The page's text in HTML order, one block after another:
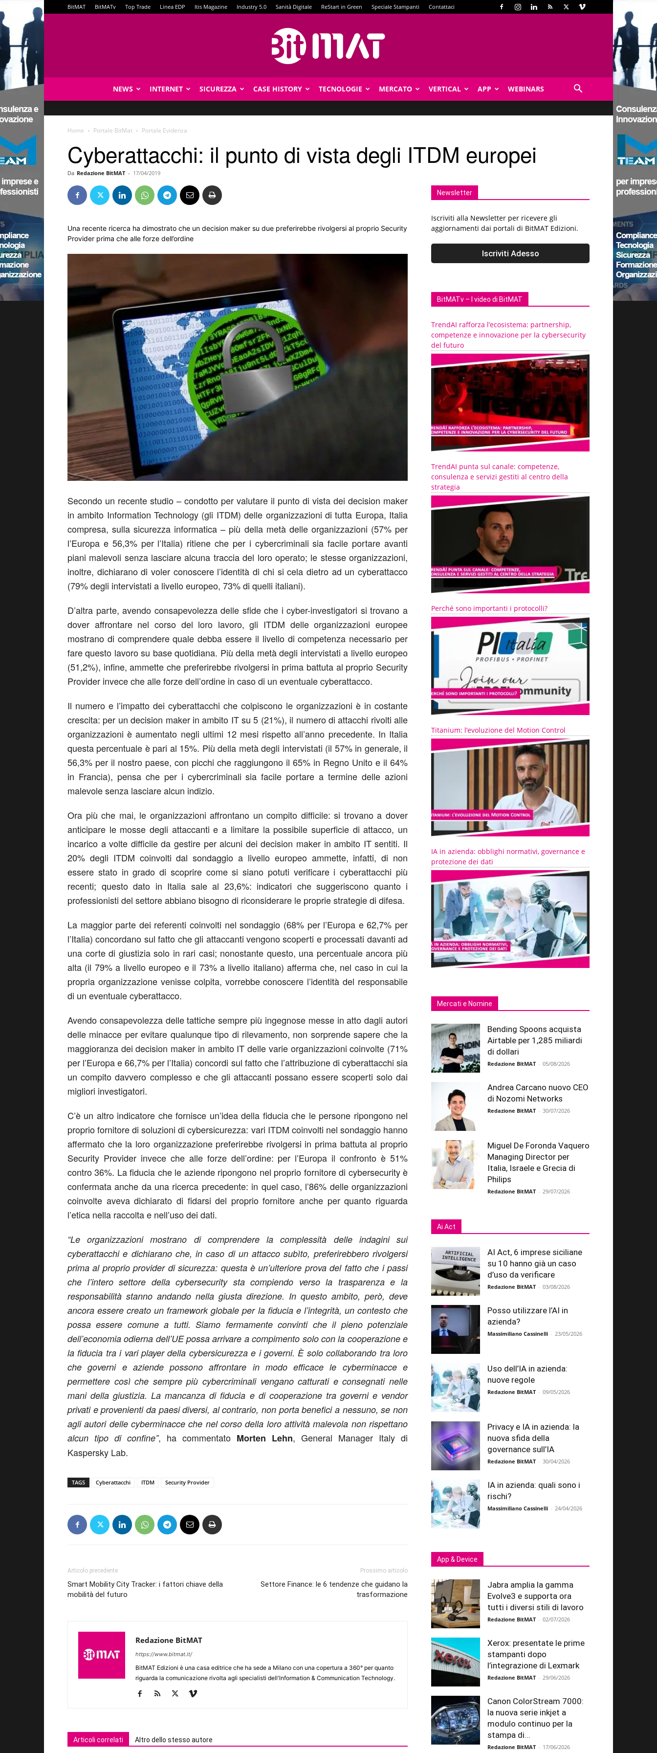
BitMAT BitMATv Top Trade Linea EDP Itis Magazine Industry 5.0 Sanità Digitale ReStart in Green Speciale Stampanti Contattaci
NEWS INTERNET SICUREZZA CASE HISTORY TECNOLOGIE MERCATO VERTICAL APP WEBINARS
Home Portale BitMat Portale Evidenza
Cyberattacchi: il punto di vista degli ITDM europei
Da Redazione BitMAT - 17/04/2019
Una recente ricerca ha dimostrato che un decision maker su due preferirebbe rivolgersi al proprio Security
Provider prima che alle forze dell’ordine
Secondo un recente studio – condotto per valutare il punto di vista dei decision maker
in ambito Information Technology (gli ITDM) delle organizzazioni di tutta Europa, Italia
compresa, sulla sicurezza informatica – più della metà delle organizzazioni (57% per
l’Europa e 56,3% per l’Italia) ritiene che per i cybercriminali sia facile portare avanti
piani malevoli senza lasciare alcuna traccia del loro operato; le stesse organizzazioni,
inoltre, dichiarano di voler conoscere l’identità di chi si cela dietro ad un cyberattacco
(79% degli intervistati a livello europeo, 73% di quelli italiani).
D’altra parte, avendo consapevolezza delle sfide che i cyber-investigatori si trovano a
dover affrontare nel corso del loro lavoro, gli ITDM delle organizzazioni europee
mostrano di comprendere quale debba essere il livello di competenza necessario per
fare questo lavoro su base quotidiana. Più della metà degli intervistati a livello europeo
(51,2%), infine, ammette che preferirebbe rivolgersi in prima battuta al proprio Security
Provider invece che alle forze dell’ordine in caso di un eventuale cyberattacco.
Il numero e l’impatto dei cyberattacchi che colpiscono le organizzazioni è in costante
crescita: per un decision maker in ambito IT su 5 (21%), il numero di attacchi rivolti alle
organizzazioni è aumentato negli ultimi 12 mesi rispetto all’anno precedente. In Italia
questa percentuale è pari al 15%. Più della metà degli intervistati (il 57% in generale, il
56,3% per il nostro paese, con picchi che raggiungono il 65% in Regno Unito e il 64%
in Francia), pensa che per i cybercriminali sia facile portare a termine delle azioni
malevole senza lasciare alcun indizio.
Ora più che mai, le organizzazioni affrontano un compito difficile: si trovano a dover
anticipare le mosse degli attaccanti e a limitare la possibile superficie di attacco, un
incarico a volte difficile da gestire per alcuni dei decision maker in ambito IT sentiti. Il
20% degli ITDM coinvolti dal sondaggio a livello europeo ammette, infatti, di non
essere stato in grado di scoprire come si siano potuti verificare i cyberattacchi più
recenti; questo dato in Italia sale al 23,6%: indicatori che suggeriscono quanto i
professionisti del settore abbiano bisogno di riconsiderare le proprie strategie di difesa.
La maggior parte dei referenti coinvolti nel sondaggio (68% per l’Europa e 62,7% per
l’Italia) concordano sul fatto che gli attaccanti vengono scoperti e processati davanti ad
una corte di giustizia solo in rari casi; nonostante questo, una percentuale ancora più
alta (il 79% a livello europeo e il 73% a livello italiano) afferma che, nel caso in cui la
propria organizzazione venisse colpita, vorrebbe conoscere l’identità del responsabile
di un eventuale cyberattacco.
Avendo consapevolezza delle tattiche sempre più ingegnose messe in atto dagli autori
delle minacce per evitare qualunque tipo di rilevamento, non sorprende sapere che la
maggioranza dei decision maker in ambito IT delle varie organizzazioni coinvolte (71%
per l’Europa e 66,7% per l’Italia) concordi sul fatto che l’attribuzione di cyberattacchi sia
un compito davvero complesso e che gli attaccanti possano essere scoperti solo dai
migliori investigatori.
C’è un altro indicatore che fornisce un’idea della fiducia che le persone ripongono nel
proprio fornitore di soluzioni di cybersicurezza: vari ITDM coinvolti nel sondaggio hanno
affermato che la loro organizzazione preferirebbe rivolgersi in prima battuta al proprio
Security Provider invece che alle forze dell’ordine: per l’Europa il confronto è 51%
contro 36%. La fiducia che le aziende ripongono nel proprio fornitore di cybersecurity è
confermata anche da una ricerca precedente: in quel caso, l’86% delle organizzazioni
coinvolte aveva dichiarato di fidarsi del proprio fornitore anche per quanto riguarda
l’etica nella raccolta e nell’uso dei dati.
“Le organizzazioni mostrano di comprendere la complessità delle indagini sui
cyberattacchi e dichiarano che, in caso di un attacco subìto, preferirebbero rivolgersi
prima al proprio provider di sicurezza: questa è un’ulteriore prova del fatto che i passi
che l’intero settore della cybersecurity sta compiendo verso la trasparenza e la
responsabilità stanno andando nella giusta direzione. In questo ambito, però, deve
ancora essere creato un framework globale per la fiducia e l’integrità, un contesto che
possa essere comune a tutti. Siamo fermamente convinti che il pieno potenziale
dell’economia odierna dell’UE possa arrivare a compimento solo con la cooperazione e
la fiducia tra i vari player della cybersicurezza e i governi. È solo collaborando tra loro
che governi e aziende possono affrontare in modo efficace le cyberminacce e
permettere così che sempre più cybercriminali vengano catturati e consegnati nelle
mani della giustizia. La mancanza di fiducia e di cooperazione tra governi e vendor
privati e provenienti da paesi diversi, al contrario, non porta benefici a nessuno, se non
agli autori delle cyberminacce che nel corso della loro attività malevola non rispettano
alcun tipo di confine”, ha commentato Morten Lehn, General Manager Italy di
Kaspersky Lab.
TAGS Cyberattacchi ITDM Security Provider
Articolo precedente
Smart Mobility City Tracker: i fattori chiave della
mobilità del futuro
Prossimo articolo
Settore Finance: le 6 tendenze che guidano la
trasformazione
Redazione BitMAT
https://www.bitmat.it/
BitMAT Edizioni è una casa editrice che ha sede a Milano con una copertura a 360° per quanto
riguarda la comunicazione rivolta agli specialisti dell'lnformation & Communication Technology.
Articoli correlati Altro dello stesso autore
Newsletter
Iscriviti alla Newsletter per ricevere gli
aggiornamenti dai portali di BitMAT Edizioni.
BitMATv – I video di BitMAT
TrendAI rafforza l’ecosistema: partnership,
competenze e innovazione per la cybersecurity
del futuro
TrendAI punta sul canale: competenze,
consulenza e servizi gestiti al centro della
strategia
Perché sono importanti i protocolli?
Titanium: l’evoluzione del Motion Control
IA in azienda: obblighi normativi, governance e
protezione dei dati
Mercati e Nomine
Bending Spoons acquista
Airtable per 1,285 miliardi
di dollari
Redazione BitMAT - 05/08/2026
Andrea Carcano nuovo CEO
di Nozomi Networks
Redazione BitMAT - 30/07/2026
Miguel De Foronda Vaquero
Managing Director per
Italia, Israele e Grecia di
Philips
Redazione BitMAT - 29/07/2026
Ai Act
AI Act, 6 imprese siciliane
su 10 hanno già un caso
d’uso da verificare
Redazione BitMAT - 03/08/2026
Posso utilizzare l’AI in
azienda?
Massimiliano Cassinelli - 23/05/2026
Uso dell’IA in azienda:
nuove regole
Redazione BitMAT - 09/05/2026
Privacy e IA in azienda: la
nuova sfida della
governance sull’IA
Redazione BitMAT - 30/04/2026
IA in azienda: quali sono i
rischi?
Massimiliano Cassinelli - 24/04/2026
App & Device
Jabra amplia la gamma
Evolve3 e supporta ora
tutti i diversi stili di lavoro
Redazione BitMAT - 02/07/2026
Xerox: presentate le prime
stampanti dopo
l’integrazione di Lexmark
Redazione BitMAT - 29/06/2026
Canon ColorStream 7000:
la nuova serie inkjet a
modulo continuo per la
stampa di...
Redazione BitMAT - 17/06/2026